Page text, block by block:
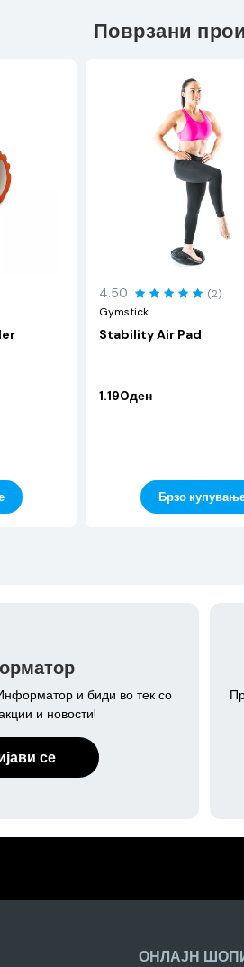
Поврзани
4.50
(2)
Gymstick
Stability Air Pad
1.190ден
Брзо
и биди во тек со
и новости!
се
ОНЛАЈН